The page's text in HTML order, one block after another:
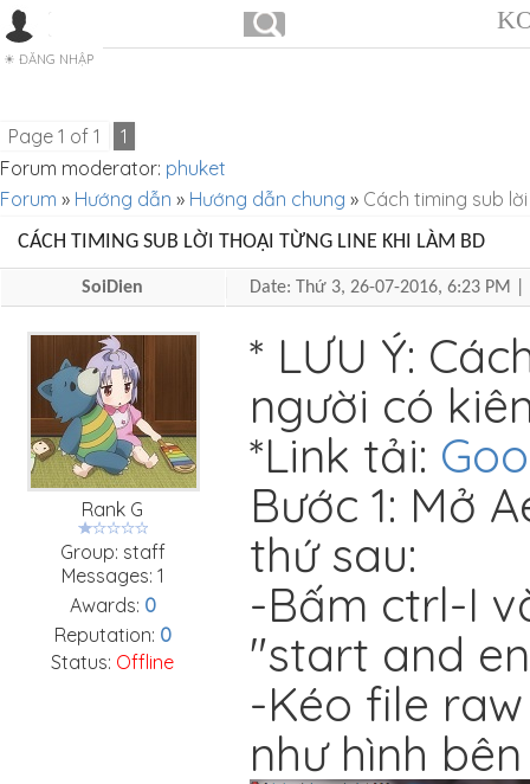
ĐĂNG NHẬP
Page 1 of 1
1
Forum moderator: phuket
Forum » Hướng dẫn » Hướng dẫn chung » Cách timing sub lời
CÁCH TIMING SUB LỜI THOẠI TỪNG LINE KHI LÀM BD
SoiDien Date: Thứ 3, 26-07-2016, 6:23 PM
Rank G
Group: staff
Messages: 1
Awards: 0
Reputation: 0
Status: Offline
* LƯU Ý:
người có
*Link tải:
Bước 1: Mở
thứ sau:
-Bấm ctrl-I
"start and
-Kéo file
như hình bên